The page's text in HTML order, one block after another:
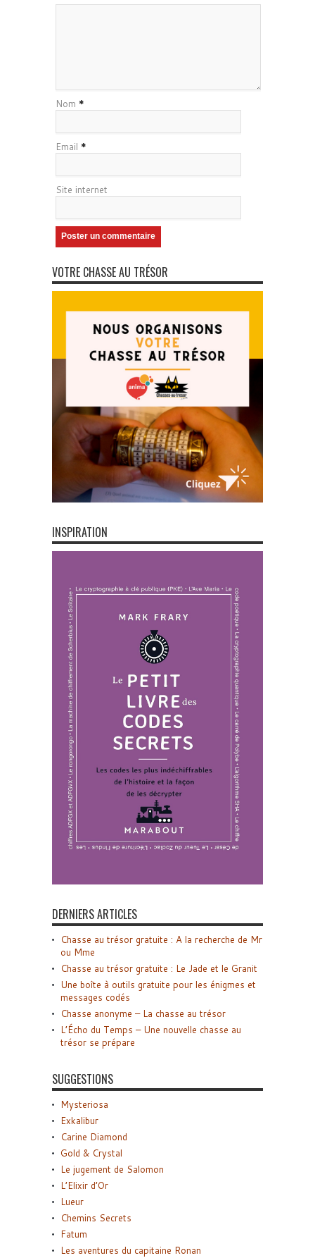
Nom *
Email *
Site internet
VOTRE CHASSE AU TRÉSOR
INSPIRATION
DERNIERS ARTICLES
Chasse au trésor gratuite : A la recherche de Mr
ou Mme
Chasse au trésor gratuite : Le Jade et le Granit
Une boîte à outils gratuite pour les énigmes et
messages codés
Chasse anonyme – La chasse au trésor
L’Écho du Temps – Une nouvelle chasse au
trésor se prépare
SUGGESTIONS
Mysteriosa
Exkalibur
Carine Diamond
Gold & Crystal
Le jugement de Salomon
L’Elixir d’Or
Lueur
Chemins Secrets
Fatum
Les aventures du capitaine Ronan